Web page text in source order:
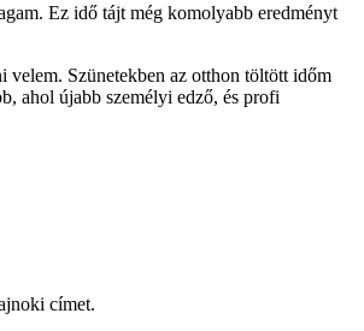
Ez idő tájt még komolyabb eredményt
velem. Szünetekben az otthon töltött időm
ahol újabb személyi edző, és profi
címet.